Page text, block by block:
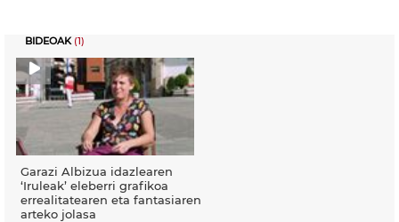
BIDEOAK (1)
Garazi Albizua idazlearen
‘Iruleak’ eleberri grafikoa
errealitatearen eta fantasiaren
arteko jolasa